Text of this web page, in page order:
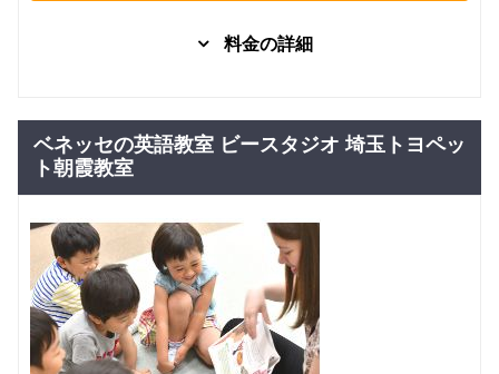
料金の詳細
ース
4,800 円(税込) / 月
回数：4 / 1セッション50分
小学校1年
～3年生
5,100円(税込) / 月
回数：4 / 1セッション50分
Bコース：
小学校4年
～6年生
グループレッスン 子供向け
5,300円(税込) / 月
回数：4 / 1セッション60分
ベネッセの英語教室 ビースタジオ 埼玉トヨペッ
ト朝霞教室